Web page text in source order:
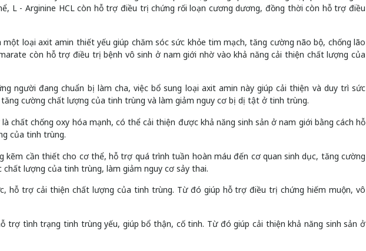
L - Arginine HCL còn hỗ trợ điều trị chứng rối loạn cương dương, đồng thời còn hỗ trợ điều
một loại axit amin thiết yếu giúp chăm sóc sức khỏe tim mạch, tăng cường não bộ, chống lão
còn hỗ trợ điều trị bệnh vô sinh ở nam giới nhờ vào khả năng cải thiện chất lượng của
người đang chuẩn bị làm cha, việc bổ sung loại axit amin này giúp cải thiện và duy trì sức
cường chất lượng của tinh trùng và làm giảm nguy cơ bị dị tật ở tinh trùng.
chất chống oxy hóa mạnh, có thể cải thiện được khả năng sinh sản ở nam giới bằng cách hỗ
của tinh trùng.
kẽm cần thiết cho cơ thể, hỗ trợ quá trình tuần hoàn máu đến cơ quan sinh dục, tăng cường
lượng của tinh trùng, làm giảm nguy cơ sảy thai.
hỗ trợ cải thiện chất lượng của tinh trùng. Từ đó giúp hỗ trợ điều trị chứng hiếm muộn, vô
trợ tình trạng tinh trùng yếu, giúp bổ thận, cố tinh. Từ đó giúp cải thiện khả năng sinh sản ở